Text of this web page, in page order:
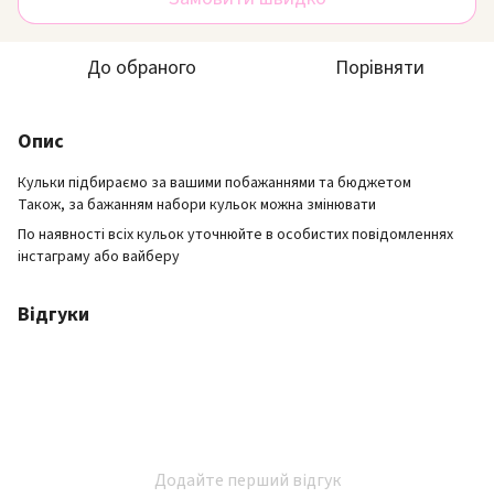
До обраного Порівняти
Опис
Кульки підбираємо за вашими побажаннями та бюджетом
Також, за бажанням набори кульок можна змінювати
По наявності всіх кульок уточнюйте в особистих повідомленнях
інстаграму або вайберу
Відгуки
Додайте перший відгук